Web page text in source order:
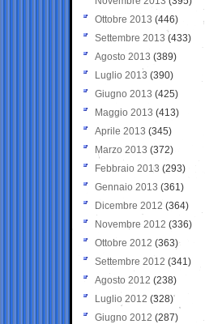
Ottobre 2013 (446)
Settembre 2013 (433)
Agosto 2013 (389)
Luglio 2013 (390)
Giugno 2013 (425)
Maggio 2013 (413)
Aprile 2013 (345)
Marzo 2013 (372)
Febbraio 2013 (293)
Gennaio 2013 (361)
Dicembre 2012 (364)
Novembre 2012 (336)
Ottobre 2012 (363)
Settembre 2012 (341)
Agosto 2012 (238)
Luglio 2012 (328)
Giugno 2012 (287)